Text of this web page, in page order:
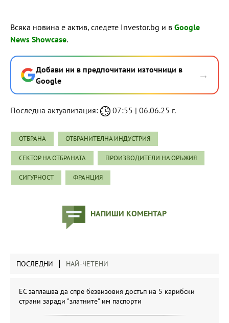
Всяка новина е актив, следете Investor.bg и в Google
News Showcase.
Добави ни в предпочитани източници в
Google
→
Последна актуализация: 07:55 | 06.06.25 г.
ОТБРАНА ОТБРАНИТЕЛНА ИНДУСТРИЯ
СЕКТОР НА ОТБРАНАТА ПРОИЗВОДИТЕЛИ НА ОРЪЖИЯ
СИГУРНОСТ ФРАНЦИЯ
НАПИШИ КОМЕНТАР
ПОСЛЕДНИ НАЙ-ЧЕТЕНИ
ЕС заплашва да спре безвизовия достъп на 5 карибски
страни заради "златните" им паспорти